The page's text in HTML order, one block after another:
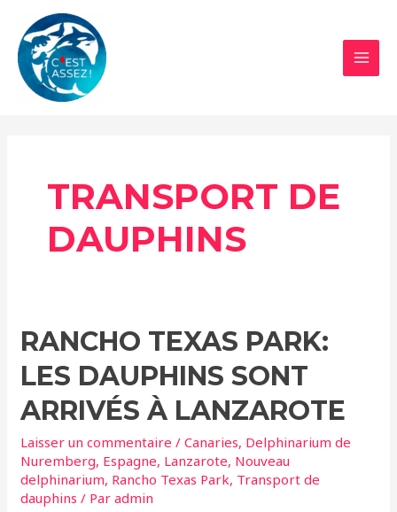
contenu
TRANSPORT DE
DAUPHINS
RANCHO TEXAS PARK:
LES DAUPHINS SONT
ARRIVÉS À LANZAROTE
Laisser un commentaire /Canaries, Delphinarium de
Nuremberg, Espagne, Lanzarote, Nouveau
delphinarium, Rancho Texas Park, Transport de
dauphins / Paradmin